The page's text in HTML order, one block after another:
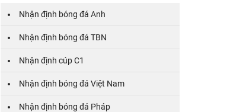
Nhận định bóng đá Anh
Nhận định bóng đá TBN
Nhận định cúp C1
Nhận định bóng đá Việt Nam
Nhận định bóng đá Pháp